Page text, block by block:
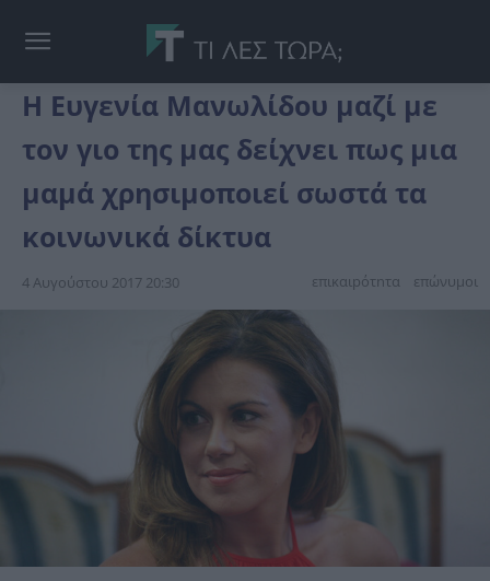
Η Ευγενία Μανωλίδου μαζί με
τον γιο της μας δείχνει πως μια
μαμά χρησιμοποιεί σωστά τα
κοινωνικά δίκτυα
4 Αυγούστου 2017 20:30 επικαιpότnτα επώνυμοι